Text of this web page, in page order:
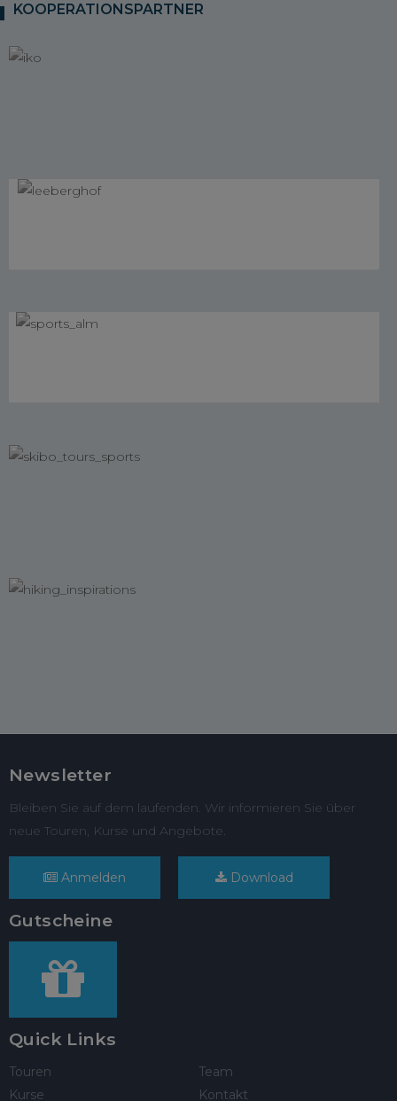
KOOPERATIONSPARTNER
Newsletter
Bleiben Sie auf dem laufenden. Wir informieren Sie über
neue Touren, Kurse und Angebote.
Anmelden Download
Gutscheine
Quick Links
Touren
Kurse
Team
Kontakt